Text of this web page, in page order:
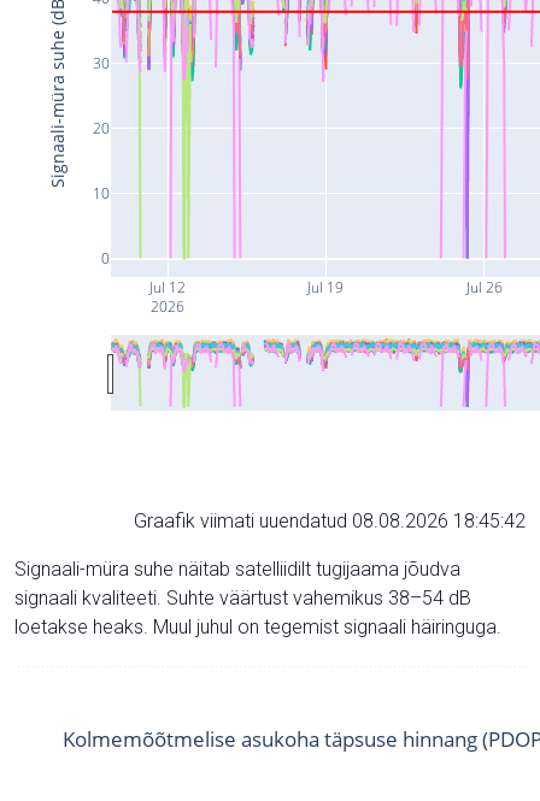
Jul 12
2026
Jul 19 Jul 26
0
10
20
30
Signaali-müra suhe (dB)
Graafik viimati uuendatud 08.08.2026 18:45:42
Signaali-müra suhe näitab satelliidilt tugijaama jõudva
signaali kvaliteeti. Suhte väärtust vahemikus 38–54 dB
loetakse heaks. Muul juhul on tegemist signaali häiringuga.
Kolmemõõtmelise asukoha täpsuse hinnang